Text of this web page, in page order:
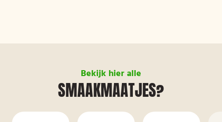
Bekijk hier alle
SMAAKMAATJES?